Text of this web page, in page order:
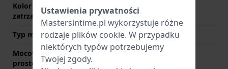
Kolor zapięcia
zatrzaskowego
Srebrny
Typ mocowania
Kołki sprężyste
Mocowanie za pomocą
prostego bolca
Nie
Ustawienia prywatności
Mastersintime.pl wykorzystuje różne
rodzaje plików cookie. W przypadku
niektórych typów potrzebujemy
Twojej zgody.